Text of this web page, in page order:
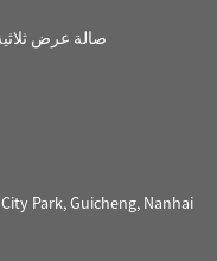
صالة عرض ثلاثية
Park, Guicheng, Nanhai